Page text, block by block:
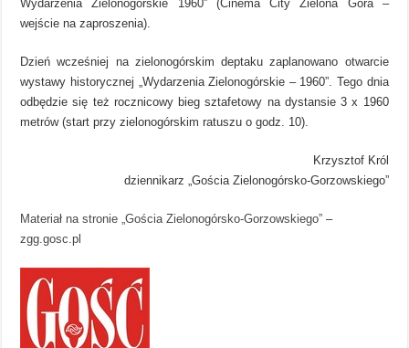
Wydarzenia Zielonogórskie 1960” (Cinema City Zielona Góra –
wejście na zaproszenia).
Dzień wcześniej na zielonogórskim deptaku zaplanowano otwarcie
wystawy historycznej „Wydarzenia Zielonogórskie – 1960”. Tego dnia
odbędzie się też rocznicowy bieg sztafetowy na dystansie 3 x 1960
metrów (start przy zielonogórskim ratuszu o godz. 10).
Krzysztof Król
dziennikarz „Gościa Zielonogórsko-Gorzowskiego”
Materiał na stronie „Gościa Zielonogórsko-Gorzowskiego” –
zgg.gosc.pl